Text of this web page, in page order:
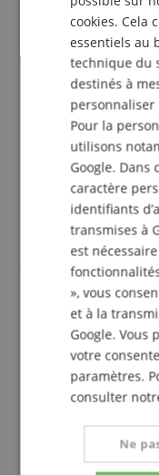
Dans l'ensemble,
+ M, mais pour le
Traitement de
Wolfgangle
Cette revue a été
achat vérifié
Expédition rapide
décrites. Encore
moins de 20,00
Erhard
le
Cette revue a été
achat vérifié
il est censé être
réjouir de cet achat.
cookies. Cela
essentiels au
technique du
destinés à
Pour la
utilisons
Google. Dans
caractère
identifiants
transmises à
est
», vous
et à la
Google. Vous
votre
paramètres.
consulter
Ne